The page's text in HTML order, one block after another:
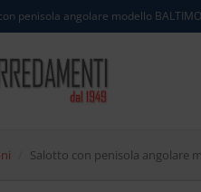
penisola angolare modello
Salotto con penisola angolare